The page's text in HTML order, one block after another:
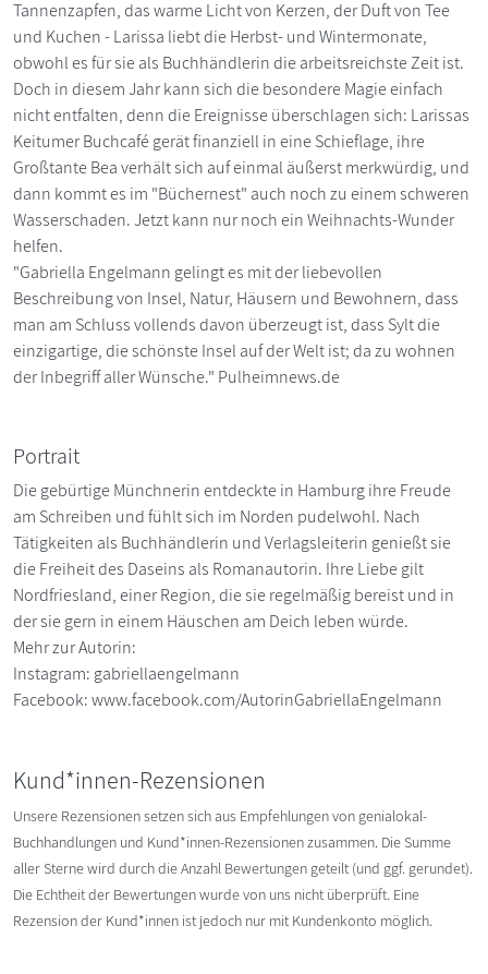
Tannenzapfen, das warme Licht von Kerzen, der Duft von Tee
und Kuchen - Larissa liebt die Herbst- und Wintermonate,
obwohl es für sie als Buchhändlerin die arbeitsreichste Zeit ist.
Doch in diesem Jahr kann sich die besondere Magie einfach
nicht entfalten, denn die Ereignisse überschlagen sich: Larissas
Keitumer Buchcafé gerät finanziell in eine Schieflage, ihre
Großtante Bea verhält sich auf einmal äußerst merkwürdig, und
dann kommt es im "Büchernest" auch noch zu einem schweren
Wasserschaden. Jetzt kann nur noch ein Weihnachts-Wunder
helfen.
"Gabriella Engelmann gelingt es mit der liebevollen
Beschreibung von Insel, Natur, Häusern und Bewohnern, dass
man am Schluss vollends davon überzeugt ist, dass Sylt die
einzigartige, die schönste Insel auf der Welt ist; da zu wohnen
der Inbegriff aller Wünsche." Pulheimnews.de
Portrait
Die gebürtige Münchnerin entdeckte in Hamburg ihre Freude
am Schreiben und fühlt sich im Norden pudelwohl. Nach
Tätigkeiten als Buchhändlerin und Verlagsleiterin genießt sie
die Freiheit des Daseins als Romanautorin. Ihre Liebe gilt
Nordfriesland, einer Region, die sie regelmäßig bereist und in
der sie gern in einem Häuschen am Deich leben würde.
Mehr zur Autorin:
Instagram: gabriellaengelmann
Facebook: www.facebook.com/AutorinGabriellaEngelmann
Kund*innen-Rezensionen
Unsere Rezensionen setzen sich aus Empfehlungen von genialokal-
Buchhandlungen und Kund*innen-Rezensionen zusammen. Die Summe
aller Sterne wird durch die Anzahl Bewertungen geteilt (und ggf. gerundet).
Die Echtheit der Bewertungen wurde von uns nicht überprüft. Eine
Rezension der Kund*innen ist jedoch nur mit Kundenkonto möglich.